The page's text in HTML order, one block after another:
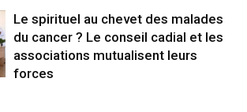
Le spirituel au chevet des malades
du cancer ? Le conseil cadial et les
associations mutualisent leurs
forces